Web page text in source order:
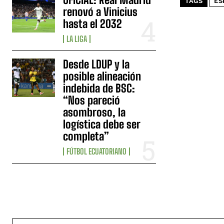
renovó a Vinicius
hasta el 2032
LA LIGA
Desde LDUP y la
posible alineación
indebida de BSC:
“Nos pareció
asombroso, la
logística debe ser
completa”
FÚTBOL ECUATORIANO